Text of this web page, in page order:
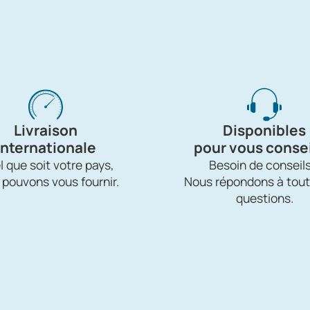
Livraison
que soit votre pays,
vous fournir.
Disponibles
pour vous
Besoin de
Nous répondons à
questions.